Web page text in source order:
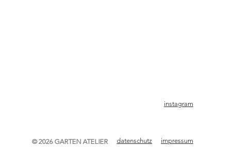
instagram
© 2026 GARTEN ATELIER datenschutz impressum